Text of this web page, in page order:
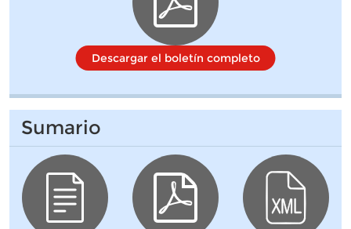
Descargar el boletín completo
Sumario